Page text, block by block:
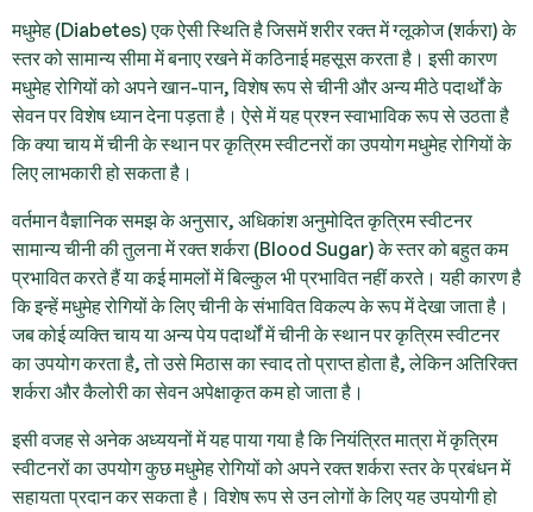
मधुमेह (Diabetes) एक ऐसी स्थिति है जिसमें शरीर रक्त में ग्लूकोज (शर्करा) के
स्तर को सामान्य सीमा में बनाए रखने में कठिनाई महसूस करता है। इसी कारण
मधुमेह रोगियों को अपने खान-पान, विशेष रूप से चीनी और अन्य मीठे पदार्थों के
सेवन पर विशेष ध्यान देना पड़ता है। ऐसे में यह प्रश्न स्वाभाविक रूप से उठता है
कि क्या चाय में चीनी के स्थान पर कृत्रिम स्वीटनरों का उपयोग मधुमेह रोगियों के
लिए लाभकारी हो सकता है।
वर्तमान वैज्ञानिक समझ के अनुसार, अधिकांश अनुमोदित कृत्रिम स्वीटनर
सामान्य चीनी की तुलना में रक्त शर्करा (Blood Sugar) के स्तर को बहुत कम
प्रभावित करते हैं या कई मामलों में बिल्कुल भी प्रभावित नहीं करते। यही कारण है
कि इन्हें मधुमेह रोगियों के लिए चीनी के संभावित विकल्प के रूप में देखा जाता है।
जब कोई व्यक्ति चाय या अन्य पेय पदार्थों में चीनी के स्थान पर कृत्रिम स्वीटनर
का उपयोग करता है, तो उसे मिठास का स्वाद तो प्राप्त होता है, लेकिन अतिरिक्त
शर्करा और कैलोरी का सेवन अपेक्षाकृत कम हो जाता है।
इसी वजह से अनेक अध्ययनों में यह पाया गया है कि नियंत्रित मात्रा में कृत्रिम
स्वीटनरों का उपयोग कुछ मधुमेह रोगियों को अपने रक्त शर्करा स्तर के प्रबंधन में
सहायता प्रदान कर सकता है। विशेष रूप से उन लोगों के लिए यह उपयोगी हो